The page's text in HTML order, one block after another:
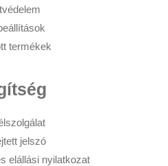
termékek
jelszó
elállási nyilatkozat